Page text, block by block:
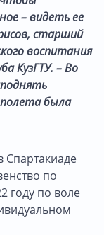
– видеть ее
старший
воспитания
КузГТУ. – Во
была
Спартакиаде
по
году по воле